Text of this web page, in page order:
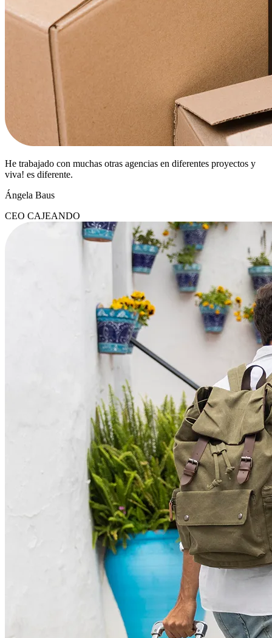
He trabajado con muchas otras agencias en diferentes proyectos y
viva! es diferente.
Ángela Baus
CEO CAJEANDO